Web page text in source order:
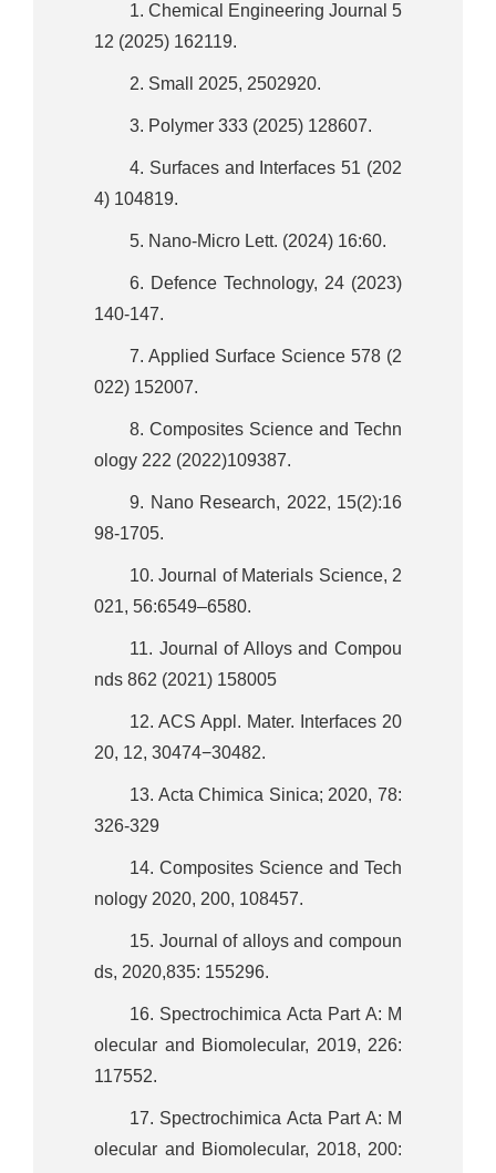
1. Chemical Engineering Journal 5
12 (2025) 162119.
2. Small 2025, 2502920.
3. Polymer 333 (2025) 128607.
4. Surfaces and Interfaces 51 (202
4) 104819.
5. Nano-Micro Lett. (2024) 16:60.
6. Defence Technology, 24 (2023)
140-147.
7. Applied Surface Science 578 (2
022) 152007.
8. Composites Science and Techn
ology 222 (2022)109387.
9. Nano Research, 2022, 15(2):16
98-1705.
10. Journal of Materials Science, 2
021, 56:6549–6580.
11. Journal of Alloys and Compou
nds 862 (2021) 158005
12. ACS Appl. Mater. Interfaces 20
20, 12, 30474−30482.
13. Acta Chimica Sinica; 2020, 78:
326-329
14. Composites Science and Tech
nology 2020, 200, 108457.
15. Journal of alloys and compoun
ds, 2020,835: 155296.
16. Spectrochimica Acta Part A: M
olecular and Biomolecular, 2019, 226:
117552.
17. Spectrochimica Acta Part A: M
olecular and Biomolecular, 2018, 200: